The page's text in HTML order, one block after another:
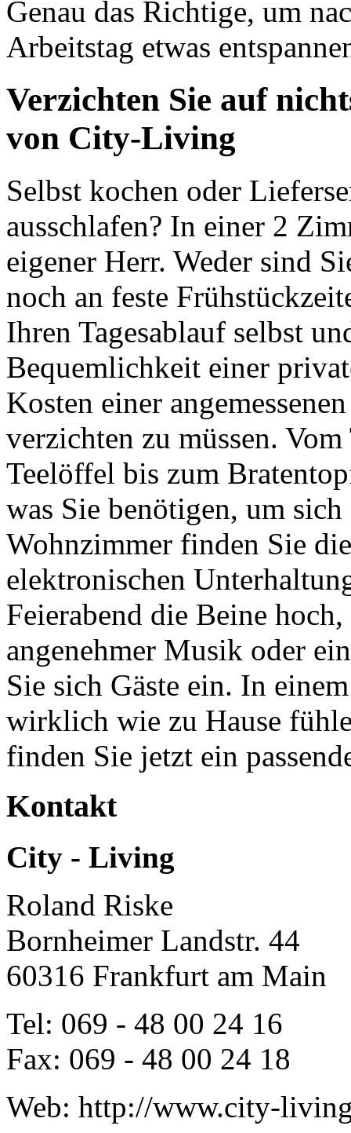
Genau das Richtige, um
Arbeitstag etwas
Verzichten Sie auf
von City-Living
Selbst kochen oder
ausschlafen? In einer 2
eigener Herr. Weder sind
noch an feste
Ihren Tagesablauf selbst
Bequemlichkeit einer
Kosten einer
verzichten zu müssen.
Teelöffel bis zum
was Sie benötigen, um
Wohnzimmer finden Sie
elektronischen
Feierabend die Beine
angenehmer Musik oder
Sie sich Gäste ein. In
wirklich wie zu Hause
finden Sie jetzt ein
Kontakt
City - Living
Roland Riske
Bornheimer Landstr. 44
60316 Frankfurt am Main
Tel: 069 - 48 00 24 16
Fax: 069 - 48 00 24 18
Web: http://www.city-